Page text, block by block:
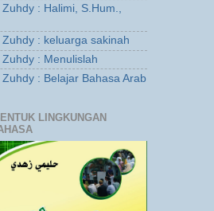
Zuhdy : Halimi, S.Hum.,
Zuhdy : keluarga sakinah
Zuhdy : Menulislah
Zuhdy : Belajar Bahasa Arab
LINGKUNGAN